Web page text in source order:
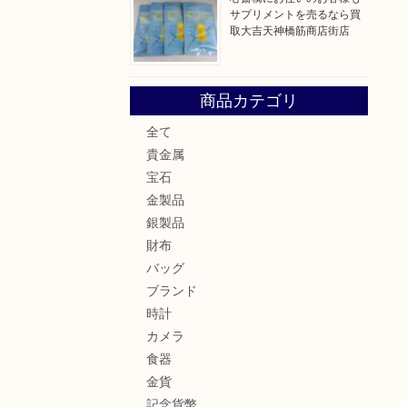
サプリメントを売るなら買
取大吉天神橋筋商店街店
商品カテゴリ
全て
貴金属
宝石
金製品
銀製品
財布
バッグ
ブランド
時計
カメラ
食器
金貨
記念貨幣